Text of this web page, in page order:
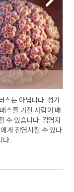
스는 아닙니다. 성기
스를 가진 사람이 배
수 있습니다. 감염자
게 전염시킬 수 있다
다.